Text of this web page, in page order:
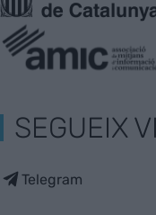
SEGUEIX
Telegram